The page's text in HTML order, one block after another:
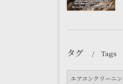
タグ Tags
エアコンクリーニ